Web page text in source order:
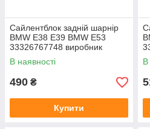
Сайлентблок задній шарнір
BMW E38 E39 BMW E53
33326767748 виробник
Польща
В наявності
490 ₴
Купити
В